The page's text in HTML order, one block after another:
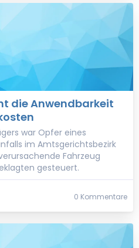
die Anwendbarkeit
war Opfer eines
im Amtsgerichtsbezirk
Fahrzeug
gesteuert.
0 Kommentare